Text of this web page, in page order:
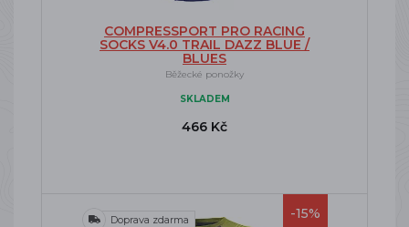
COMPRESSPORT PRO RACING
SOCKS V4.0 TRAIL DAZZ BLUE /
BLUES
Běžecké ponožky
SKLADEM
466 Kč
-15%
Doprava zdarma